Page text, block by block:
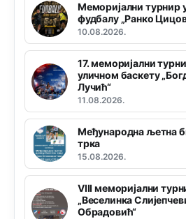
Меморијални турнир
фудбалу „Ранко
10.08.2026.
17. меморијални
уличном баскету
Лучић“
11.08.2026.
Међународна љетна
трка
15.08.2026.
VIII меморијални
„Веселинка
Обрадовић“